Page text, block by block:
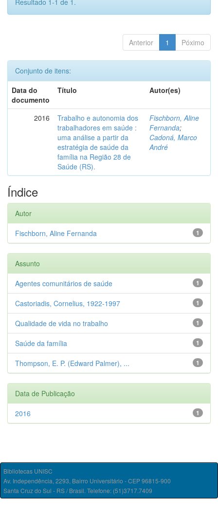
Resultado 1-1 de 1.
Anterior 1 Póximo
Conjunto de itens:
Data do
documento
Título Autor(es)
2016
Trabalho e autonomia dos
trabalhadores em saúde :
uma análise a partir da
estratégia de saúde da
família na Região 28 de
Saúde (RS).
Fischborn, Aline
Fernanda;
Cadoná, Marco
André
Índice
Autor
1
Fischborn, Aline Fernanda
Assunto
1
Agentes comunitários de saúde
1
Castoriadis, Cornelius, 1922-1997
1
Qualidade de vida no trabalho
1
Saúde da família
1
Thompson, E. P. (Edward Palmer), ...
Data de Publicação
1
2016
Bibliotecas UNISC
Av. Independência, 2293, Bairro Universitário - CEP 96815-900
Santa Cruz do Sul - RS / Brasil. Telefone: (51)3717.7409